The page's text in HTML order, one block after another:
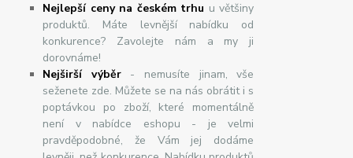
Nejlepší ceny na českém trhu u většiny
produktů. Máte levnější nabídku od
konkurence? Zavolejte nám a my ji
dorovnáme!
Nejširšívýběr- nemusíte jinam, vše
seženete zde. Můžete se na nás obrátit i s
poptávkou po zboží, které momentálně
není v nabídce eshopu - je velmi
pravděpodobné, že Vám jej dodáme